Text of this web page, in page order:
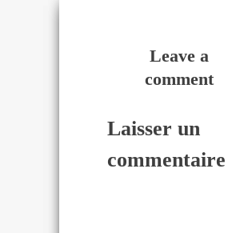
Leave a
comment
Laisser un
commentaire